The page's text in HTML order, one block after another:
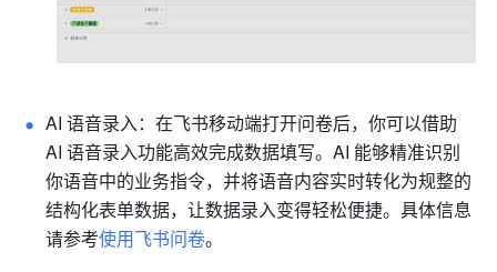
AI 语音录入：在飞书移动端打开问卷后，你可以借助
AI 语音录入功能高效完成数据填写。AI 能够精准识别
你语音中的业务指令，并将语音内容实时转化为规整的
结构化表单数据，让数据录入变得轻松便捷。具体信息
请参考使用飞书问卷。